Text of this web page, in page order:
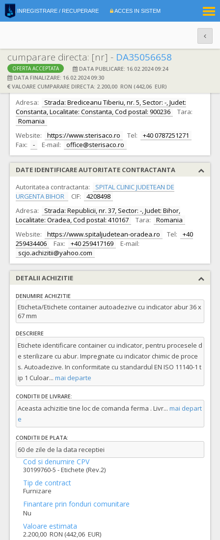
INREGISTRARE / RECUPERARE ACCES IN SISTEM
cumparare directa: [nr] - DA35056658
OFERTA ACCEPTATA
DATA PUBLICARE: 16.02.2024 09:24
DATA FINALIZARE: 16.02.2024 09:30
VALOARE CUMPARARE DIRECTA: 2.200,00 RON (442,06 EUR)
DATE IDENTIFICARE OFERTANT
Ofertant: S.C. STERISACO S.R.L. CIF:
35955175
Adresa:
Strada: Brediceanu Tiberiu, nr. 5, Sector: -, Judet:
Constanta, Localitate: Constanta, Cod postal: 900236
Tara:
Romania
Website:
https://www.sterisaco.ro Tel:
+40 0787251271
Fax:
- E-mail: office@sterisaco.ro
DATE IDENTIFICARE AUTORITATE CONTRACTANTA
Autoritatea contractanta:
SPITAL CLINIC JUDETEAN DE
URGENTA BIHOR
CIF:
4208498
Adresa:
Strada: Republicii, nr. 37, Sector: -, Judet: Bihor,
Localitate: Oradea, Cod postal: 410167
Tara:
Romania
Website:
https://www.spitaljudetean-oradea.ro Tel:
+40
259434406
Fax: +40 259417169
E-mail:
scjo.achizitii@yahoo.com
DETALII ACHIZITIE
DENUMIRE ACHIZITIE
Eticheta/Etichete container autoadezive cu indicator abur 36 x
67 mm
DESCRIERE
Etichete identificare container cu indicator, pentru procesele d
e sterilizare cu abur. Impregnate cu indicator chimic de proce
s. Autoadezive. In conformitate cu standardul EN ISO 11140-1 t
ip 1 Culoar... mai departe
CONDITII DE LIVRARE:
Aceasta achizitie tine loc de comanda ferma . Livr... mai depart
e
CONDITII DE PLATA:
60 de zile de la data receptiei
Cod si denumire CPV
30199760-5 - Etichete (Rev.2)
Tip de contract
Furnizare
Finantare prin fonduri comunitare
Nu
Valoare estimata
2.200,00 RON (442,06 EUR)